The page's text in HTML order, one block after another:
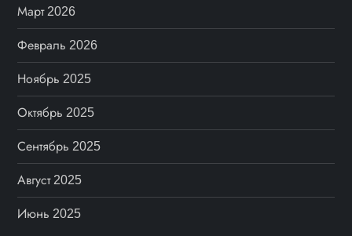
Март 2026
Февраль 2026
Ноябрь 2025
Октябрь 2025
Сентябрь 2025
Август 2025
Июнь 2025